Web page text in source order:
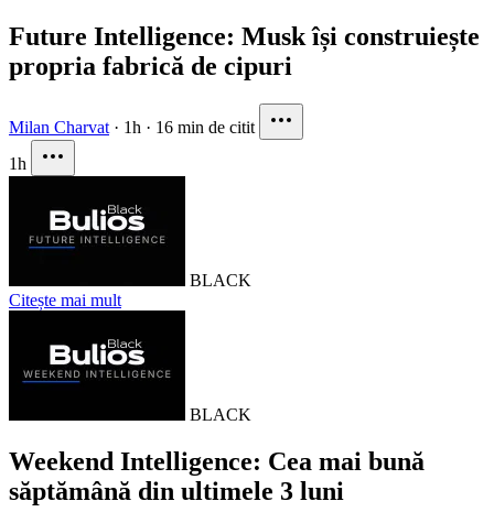
Future Intelligence: Musk își construiește
propria fabrică de cipuri
Milan Charvat · 1h · 16 min de citit
1h
BLACK
Citește mai mult
BLACK
Weekend Intelligence: Cea mai bună
săptămână din ultimele 3 luni